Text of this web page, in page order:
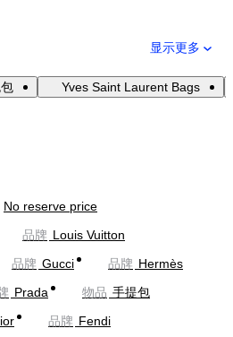
显示更多
Yves Saint Laurent Bags
No reserve price
品牌 Louis Vuitton
品牌 Gucci 品牌 Hermès
Prada 物品 手提包
品牌 Fendi